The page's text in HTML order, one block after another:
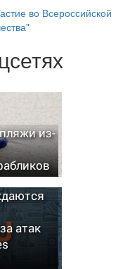
во Всероссийской
из-
атак